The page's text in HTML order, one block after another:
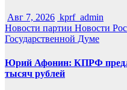
Авг 7, 2026 kprf_admin
Новости партии Новости
Государственной Думе
Юрий Афонин: КПРФ
тысяч рублей